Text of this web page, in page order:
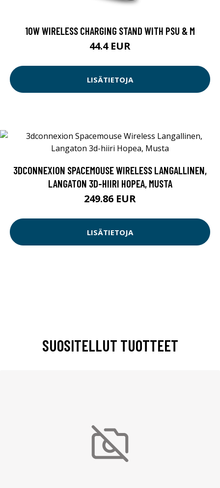
10W WIRELESS CHARGING STAND WITH PSU & M
44.4 EUR
LISÄTIETOJA
3DCONNEXION SPACEMOUSE WIRELESS LANGALLINEN,
LANGATON 3D-HIIRI HOPEA, MUSTA
249.86 EUR
LISÄTIETOJA
SUOSITELLUT TUOTTEET